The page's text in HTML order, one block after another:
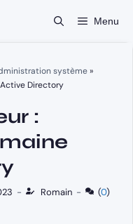
Menu
système»
Directory
:
- Romain - (0)